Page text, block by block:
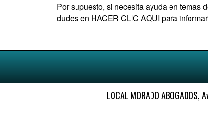
Por supuesto, si necesita ayuda en temas
dudes en HACER CLIC AQUI para
LOCAL MORADO